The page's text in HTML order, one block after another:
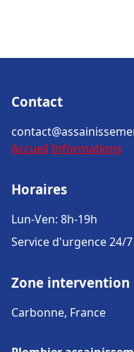
Contact
Accueil Informations
Horaires
Lun-Ven: 8h-19h
Service d'urgence 24/7
Zone intervention
Carbonne, France